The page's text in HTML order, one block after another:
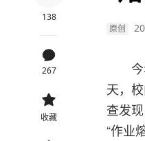
138
267
收藏
原创
天，
查发
“作业